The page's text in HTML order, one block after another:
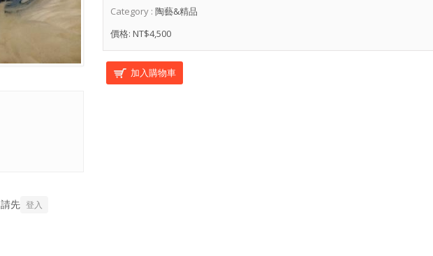
Category : 陶藝&精品
價格: NT$4,500
先 登入